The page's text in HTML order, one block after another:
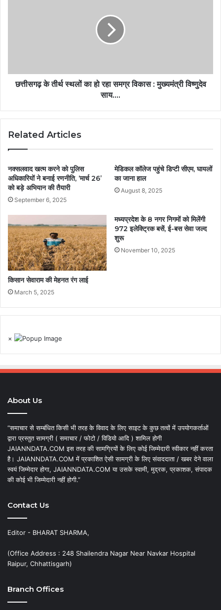
छत्तीसगढ़ के तीर्थ स्थलों का हो रहा समग्र विकास : मुख्यमंत्री विष्णुदेव
साय….
Related Articles
नक्सलवाद खत्म करने को पुलिस
अधिकारियों ने बनाई रणनीति, ‘मार्च 26’
को बड़े अभियान की तैयारी
September 6, 2025
मेडिकल कॉलेज पहुंचे डिप्टी सीएम, घायलों
का जाना हाल
August 8, 2025
किसान सेवाराम की मेहनत रंग लाई
March 5, 2025
मध्यप्रदेश के 8 नगर निगमों को मिलेंगी
972 इलेक्ट्रिक बसें, ई-बस सेवा जल्द
शुरू
November 10, 2025
×
About Us
“समाचार से सम्बंधित किसी भी तरह के विवाद के लिए साइट के कुछ तत्वों में उपयोगकर्ताओं
द्वारा प्रस्तुत सामग्री ( समाचार / फोटो / विडियो आदि ) शामिल होगी
JAIANNDATA.COM इस तरह की सामग्रियों के लिए कोई जिम्मेदारी स्वीकार नहीं करता
है। JAIANNDATA.COM में प्रकाशित ऐसी सामग्री के लिए संवाददाता / खबर देने वाला
स्वयं जिम्मेदार होगा, JAIANNDATA.COM या उसके स्वामी, मुद्रक, प्रकाशक, संपादक
की कोई भी जिम्मेदारी नहीं होगी.”
Contact Us
Editor - BHARAT SHARMA,
(Office Address : 248 Shailendra Nagar Near Navkar Hospital
Raipur, Chhattisgarh)
Branch Offices